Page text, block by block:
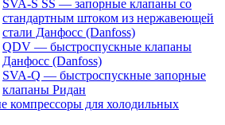
SVA-S SS — запорные клапаны со
стандартным штоком из нержавеющей
стали Данфосс (Danfoss)
QDV — быстроспускные клапаны
Данфосс (Danfoss)
SVA-Q — быстроспускные запорные
клапаны Ридан
компрессоры для холодильных